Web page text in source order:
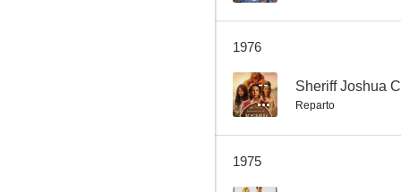
1976
-- Sheriff Joshua
Reparto
1975